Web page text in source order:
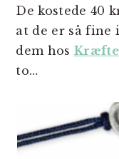
De kostede 40
at de er så fine
dem hos
to…